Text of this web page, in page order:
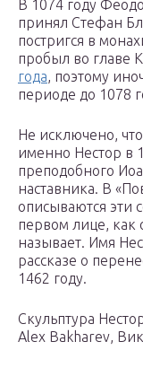
В 1074 году
принял Стефан
постригся в
пробыл во главе
года, поэтому
периоде до 1078
Не исключено,
именно Нестор в
преподобного
наставника. В
описываются эти
первом лице, как
называет. Имя
рассказе о
1462 году.
Скульптура
Alex Bakharev,